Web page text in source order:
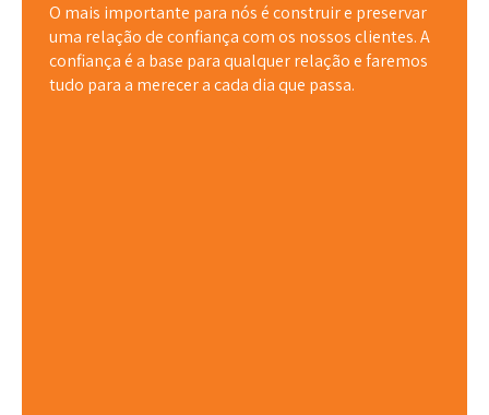
O mais importante para nós é construir e preservar
uma relação de confiança com os nossos clientes. A
confiança é a base para qualquer relação e faremos
tudo para a merecer a cada dia que passa.